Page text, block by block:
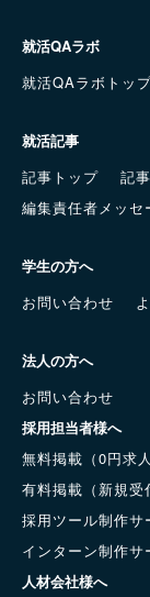
就活QAラボ
就活QAラボトッ
就活記事
記事トップ
記
編集責任者メッセ
学生の方へ
お問い合わせ
法人の方へ
お問い合わせ
採用担当者様へ
無料掲載（0円求
有料掲載（新規受
採用ツール制作サ
インターン制作サ
人材会社様へ